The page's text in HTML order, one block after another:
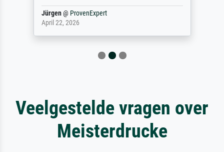
Jürgen@ ProvenExpert
April 22, 2026
Veelgestelde vragen over
Meisterdrucke